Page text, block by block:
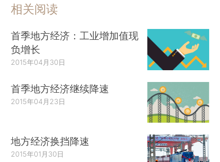
相关阅读
首季地方经济：工业增加值现
负增长
2015年04月30日
首季地方经济继续降速
2015年04月23日
地方经济换挡降速
2015年01月30日